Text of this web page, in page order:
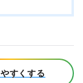
すくする